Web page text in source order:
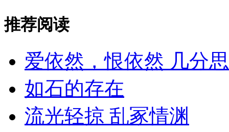
推荐阅读
爱依然，恨依然 几分
如石的存在
流光轻掠 乱冢情渊